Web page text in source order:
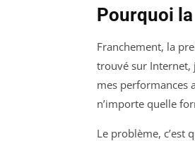
Pourquoi
Franchement, la
trouvé sur Internet,
mes performances
n’importe quelle
Le problème, c’est